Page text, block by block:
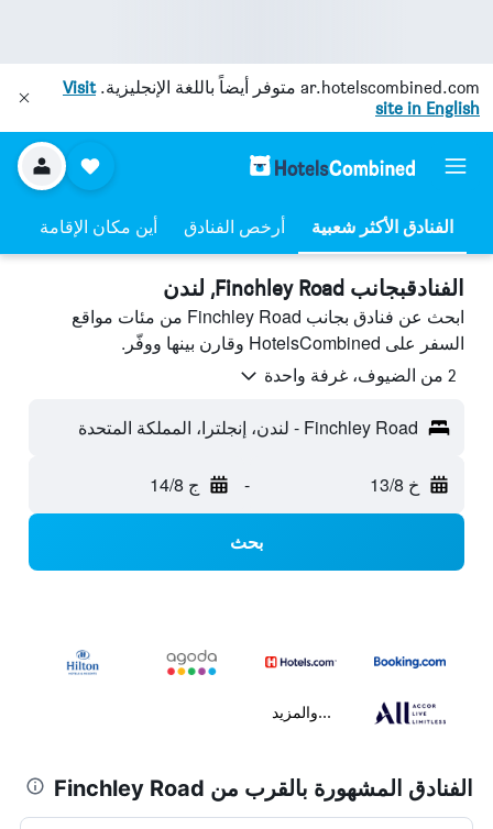
ar.hotelscombined.com متوفر أيضاً باللغة الإنجليزية.Visit
site in English
أرخص الفنادق أين مكان الإقامة
الفنادقبجانب Finchley Road, لندن
ابحث عن فنادق بجانب Finchley Road من مئات مواقع
السفر على HotelsCombined وقارن بينها ووفّر.
2 من الضيوف، غرفة واحدة
Finchley Road - لندن، إنجلترا، المملكة المتحدة
خ 13/8 - ج 14/8
بحث
...والمزيد
الفنادق المشهورة بالقرب من Finchley Road